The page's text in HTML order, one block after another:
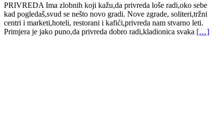
PRIVREDA Ima zlobnih koji kažu,da privreda loše radi,oko sebe
kad pogledaš,svud se nešto novo gradi. Nove zgrade, soliteri,tržni
centri i marketi,hoteli, restorani i kafići,privreda nam stvarno leti.
Primjera je jako puno,da privreda dobro radi,kladionica svaka […]